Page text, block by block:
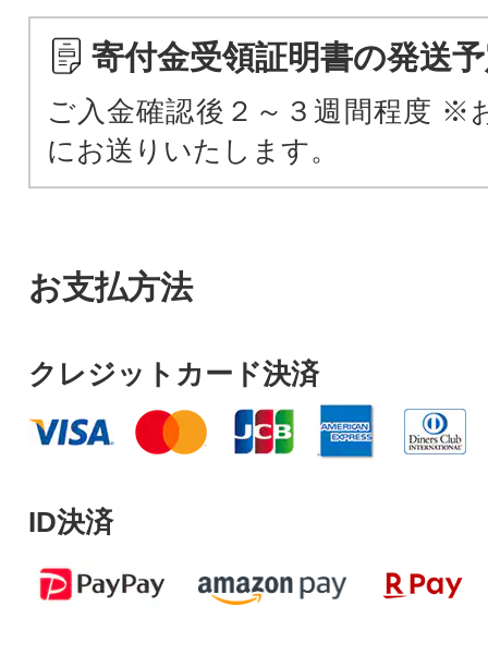
寄付金受領証明書の発送
ご入金確認後２～３週間程度 ※
にお送りいたします。
お支払方法
クレジットカード決済
ID決済